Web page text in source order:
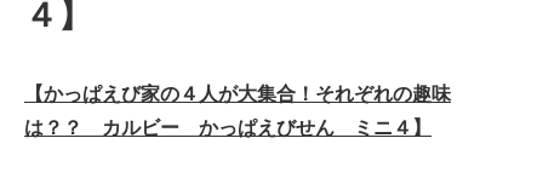
４】
【かっぱえび家の４人が大集合！それぞれの趣味
は？？ カルビー かっぱえびせん ミニ４】